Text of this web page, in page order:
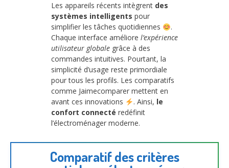
Les appareils récents intègrent des
systèmes intelligents pour
simplifier les tâches quotidiennes
.
Chaque interface améliore l’expérience
utilisateur globale grâce à des
commandes intuitives. Pourtant, la
simplicité d’usage reste primordiale
pour tous les profils. Les comparatifs
comme Jaimecomparer mettent en
avant ces innovations
. Ainsi, le
confort connecté redéfinit
l’électroménager moderne.
Comparatif des critères